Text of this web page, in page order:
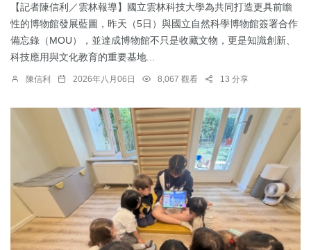
【記者陳信利／雲林報導】國立雲林科技大學為共同打造更具前瞻
性的博物館發展藍圖，昨天（5日）與國立自然科學博物館簽署合作
備忘錄（MOU），並達成博物館不只是收藏文物，更是知識創新、
科技應用與文化教育的重要基地...
陳信利 2026年八月06日 8,067 觀看 13 分享